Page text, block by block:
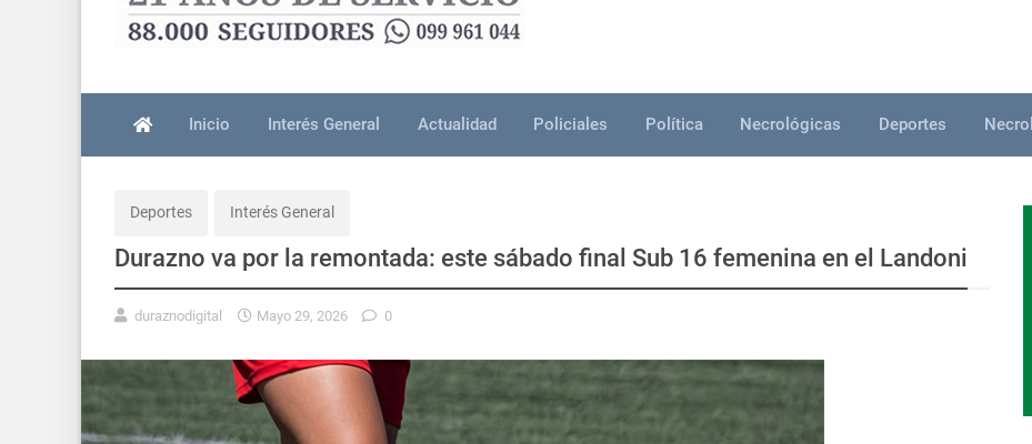
Inicio Interés General Actualidad Policiales Política Necrológicas Deportes
Deportes Interés General
Durazno va por la remontada: este sábado final Sub 16 femenina en el Landoni
duraznodigital Mayo 29, 2026 0